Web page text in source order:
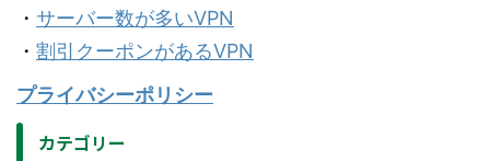
・ サーバー数が多いVPN
・ 割引クーポンがあるVPN
プライバシーポリシー
カテゴリー